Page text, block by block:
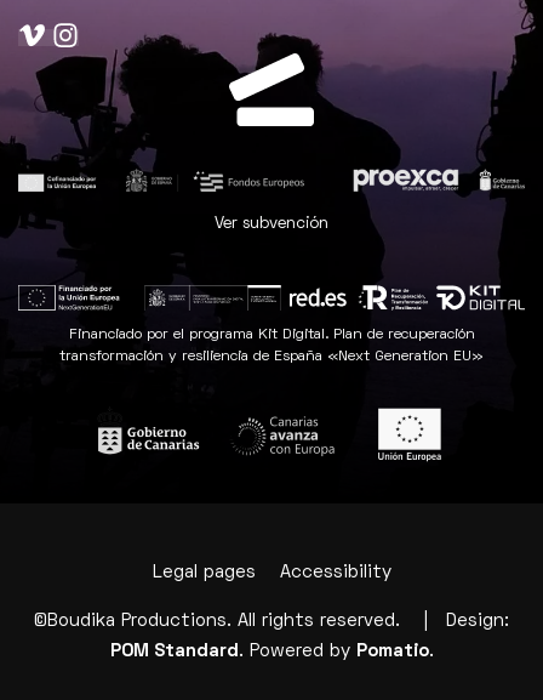
Ver subvención
Financiado por el programa Kit Digital. Plan de recuperación
transformación y resiliencia de España «Next Generation EU»
Legal pages Accessibility
©Boudika Productions. All rights reserved. | Design:
POM Standard . Powered by Pomatio.